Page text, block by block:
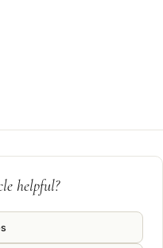
helpful?